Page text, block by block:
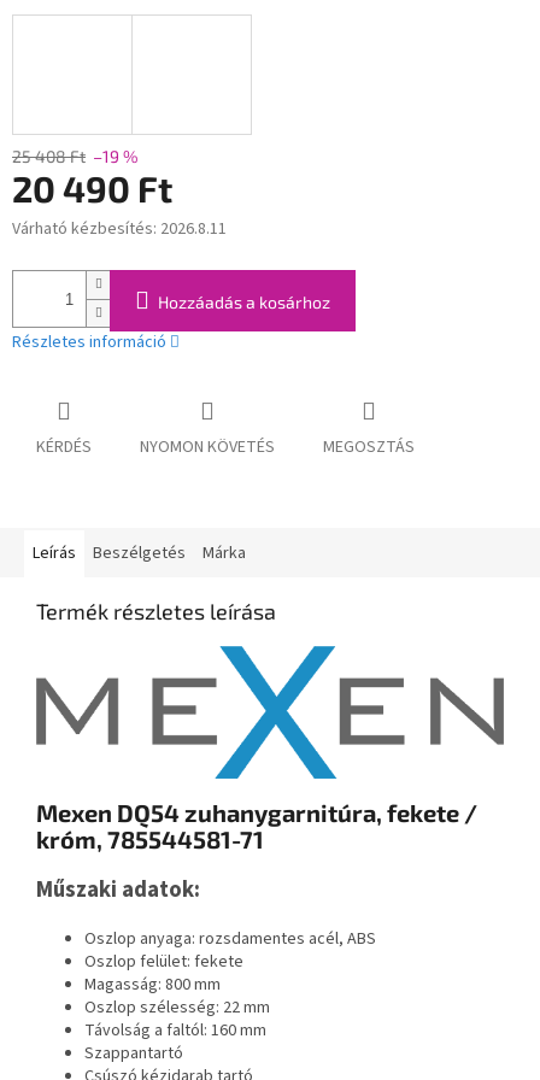
25 408 Ft –19 %
20 490 Ft
Egységár:
Várható kézbesítés: 2026.8.11
Hozzáadás a kosárhoz
Részletes információ
KÉRDÉS NYOMON KÖVETÉS MEGOSZTÁS
Leírás Beszélgetés Márka
Termék részletes leírása
Mexen DQ54 zuhanygarnitúra, fekete /
króm, 785544581-71
Műszaki adatok:
Oszlop anyaga: rozsdamentes acél, ABS
Oszlop felület: fekete
Magasság: 800 mm
Oszlop szélesség: 22 mm
Távolság a faltól: 160 mm
Szappantartó